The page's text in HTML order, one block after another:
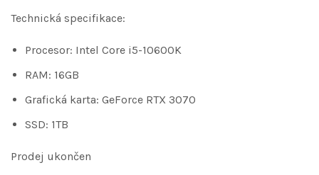
Technická specifikace:
Procesor: Intel Core i5-10600K
RAM: 16GB
Grafická karta: GeForce RTX 3070
SSD: 1TB
Prodej ukončen